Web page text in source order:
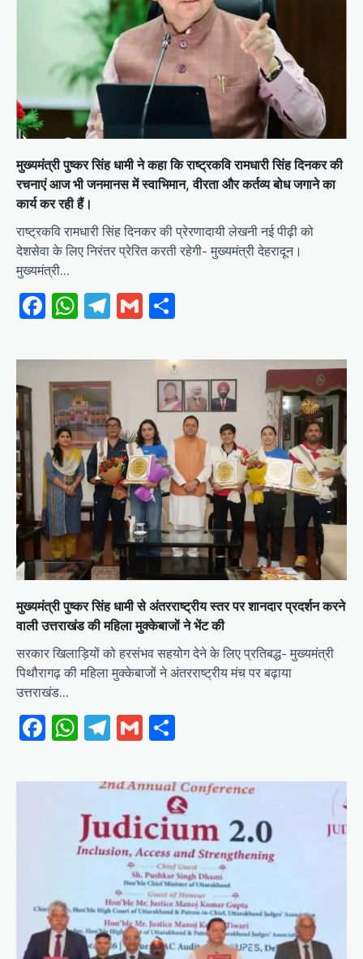
मुख्यमंत्री पुष्कर सिंह धामी ने कहा कि राष्ट्रकवि रामधारी सिंह दिनकर की
रचनाएं आज भी जनमानस में स्वाभिमान, वीरता और कर्तव्य बोध जगाने का
कार्य कर रही हैं।
राष्ट्रकवि रामधारी सिंह दिनकर की प्रेरणादायी लेखनी नई पीढ़ी को
देशसेवा के लिए निरंतर प्रेरित करती रहेगी- मुख्यमंत्री देहरादून।
मुख्यमंत्री…
Facebook
WhatsApp
Telegram
Gmail
मुख्यमंत्री पुष्कर सिंह धामी से अंतरराष्ट्रीय स्तर पर शानदार प्रदर्शन करने
वाली उत्तराखंड की महिला मुक्केबाजों ने भेंट की
सरकार खिलाड़ियों को हरसंभव सहयोग देने के लिए प्रतिबद्ध- मुख्यमंत्री
पिथौरागढ़ की महिला मुक्केबाजों ने अंतरराष्ट्रीय मंच पर बढ़ाया
उत्तराखंड…
Facebook
WhatsApp
Telegram
Gmail